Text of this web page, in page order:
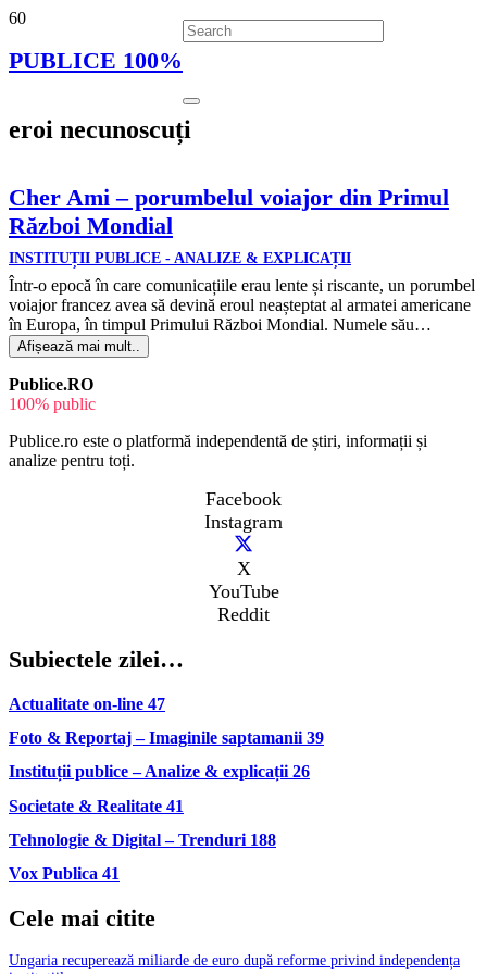
PUBLICE 100%
eroi necunoscuți
Cher Ami – porumbelul voiajor din Primul
Război Mondial
INSTITUȚII PUBLICE - ANALIZE & EXPLICAȚII
Într-o epocă în care comunicațiile erau lente și riscante, un porumbel
voiajor francez avea să devină eroul neașteptat al armatei americane
în Europa, în timpul Primului Război Mondial. Numele său…
Afișează mai mult..
Publice.RO
100% public
Publice.ro este o platformă independentă de știri, informații și
analize pentru toți.
Facebook
Instagram
X
YouTube
Reddit
Subiectele zilei…
Actualitate on-line 47
Foto & Reportaj – Imaginile saptamanii 39
Instituții publice – Analize & explicații 26
Societate & Realitate 41
Tehnologie & Digital – Trenduri 188
Vox Publica 41
Cele mai citite
Ungaria recuperează miliarde de euro după reforme privind independența